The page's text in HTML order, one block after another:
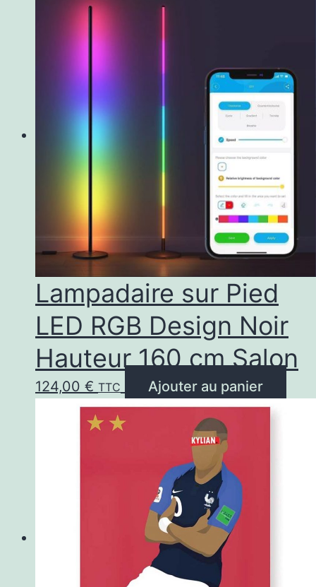
Lampadaire sur Pied
LED RGB Design Noir
Hauteur 160 cm Salon
124,00 € TTC Ajouter au panier